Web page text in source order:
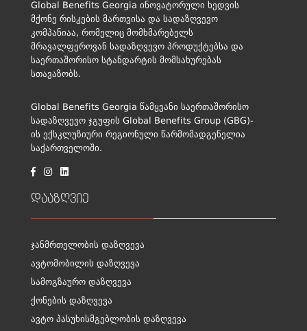
Global Benefits Georgia ინოვატორული ხედვის
მქონე რისკების მართვისა და სადაზღვევო
კომპანიაა, რომელიც მომხმარებელს
მრავალფეროვან სადაზღვევო პროდუქტებსა და
საერთაშორისო სტანდარტის მომსახურებას
სთავაზობს.
Global Benefits Georgia წამყვანი საერთაშორისო
სადაზღვევო ჯგუფის Global Benefits Group (GBG)-
ის ექსკლუზიური რეგიონული წარმომადგენელია
საქართველოში.
დააზღვიე
ჯანმრთელობის დაზღვევა
ავტომობილის დაზღვევა
სამოგზაურო დაზღვევა
ქონების დაზღვევა
ავტო პასუხისმგებლობის დაზღვევა